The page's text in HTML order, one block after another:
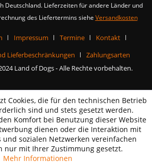
Deutschland. Lieferzeiten für andere Länder und
des Liefertermins siehe Versandkosten
Impressum Termine
Kontakt
Lieferbeschränkungen
Zahlungsarten
Land of Dogs - Alle Rechte vorbehalten.
Cookies, die für den technischen Betrieb
sind und stets gesetzt werden.
Komfort bei Benutzung dieser Website
dienen oder die Interaktion mit
und sozialen Netzwerken vereinfachen
nur mit Ihrer Zustimmung gesetzt.
Mehr Informationen